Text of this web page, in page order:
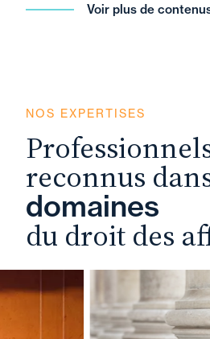
Voir plus de
NOS EXPERTISES
reconnus
domaines
du droit des